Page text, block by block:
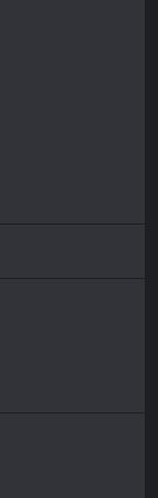
ainda são